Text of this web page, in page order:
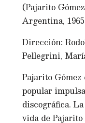
(Pajarito
Argentina,
Dirección:
Pellegrini,
Pajarito
popular
discográfica.
vida de